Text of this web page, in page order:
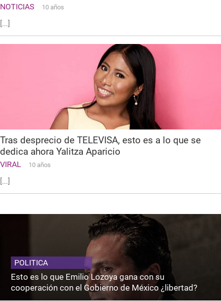
NOTICIAS 10 años
[...]
Tras desprecio de TELEVISA, esto es a lo que se
dedica ahora Yalitza Aparicio
VIRAL 10 años
[...]
POLITICA
Esto es lo que Emilio Lozoya gana con su
cooperación con el Gobierno de México ¿libertad?